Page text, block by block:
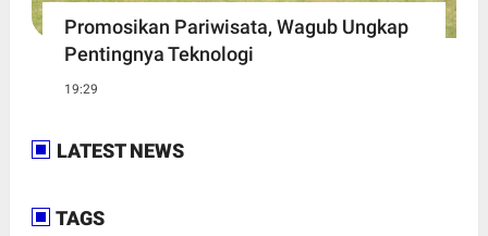
Promosikan Pariwisata, Wagub Ungkap
Pentingnya Teknologi
19:29
LATEST NEWS
TAGS